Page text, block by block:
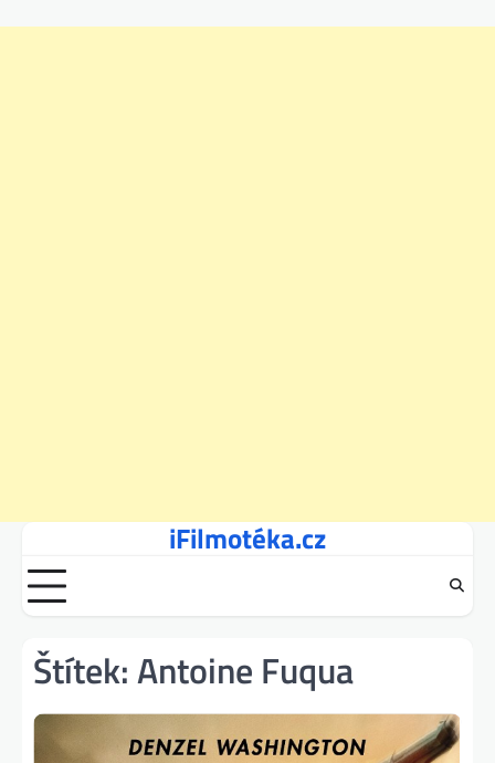
content
iFilmotéka.cz
Štítek:Antoine Fuqua